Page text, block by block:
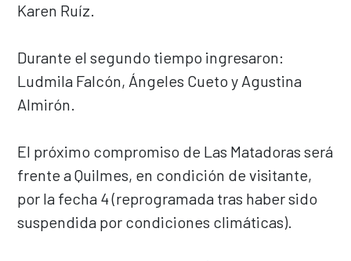
Karen Ruíz.
Durante el segundo tiempo ingresaron:
Ludmila Falcón, Ángeles Cueto y Agustina
Almirón.
El próximo compromiso de Las Matadoras será
frente a Quilmes, en condición de visitante,
por la fecha 4 (reprogramada tras haber sido
suspendida por condiciones climáticas).